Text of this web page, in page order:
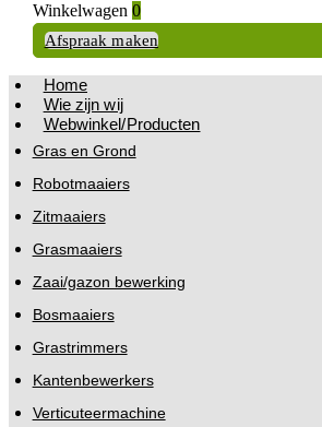
Winkelwagen 0
Afspraak maken
Home
Wie zijn wij
Webwinkel/Producten
Gras en Grond
Robotmaaiers
Zitmaaiers
Grasmaaiers
Zaai/gazon bewerking
Bosmaaiers
Grastrimmers
Kantenbewerkers
Verticuteermachine